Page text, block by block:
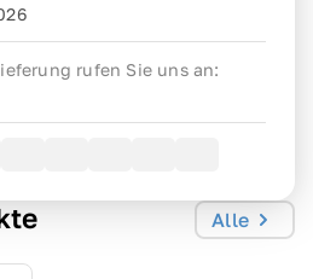
rufen Sie uns an:
Alle